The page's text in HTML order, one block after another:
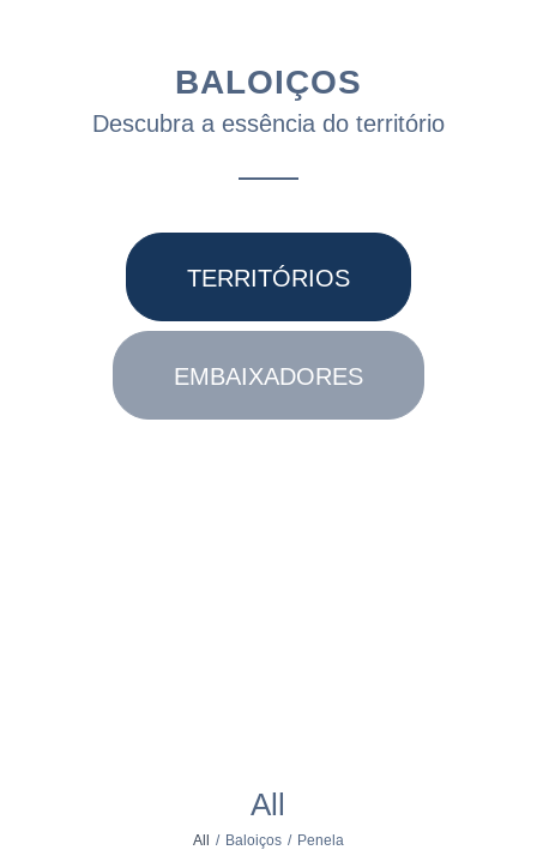
BALOIÇOS
Descubra a essência do território
TERRITÓRIOS
EMBAIXADORES
All
All / Baloiços / Penela